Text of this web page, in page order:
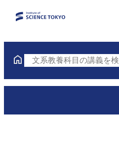
文系教養科目の講義を